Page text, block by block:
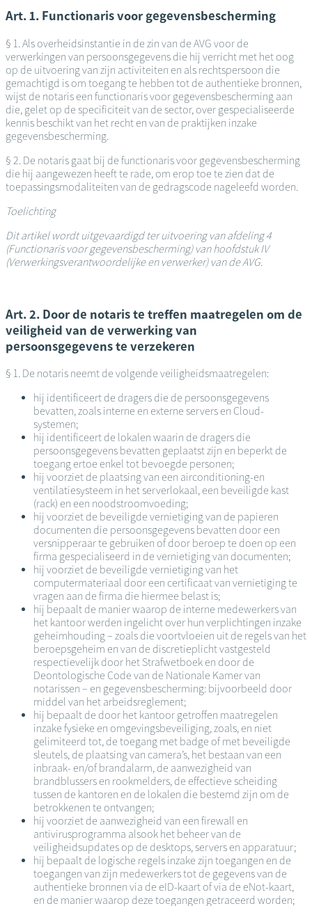
Art. 1. Functionaris voor gegevensbescherming
§ 1. Als overheidsinstantie in de zin van de AVG voor de
verwerkingen van persoonsgegevens die hij verricht met het oog
op de uitvoering van zijn activiteiten en als rechtspersoon die
gemachtigd is om toegang te hebben tot de authentieke bronnen,
wijst de notaris een functionaris voor gegevensbescherming aan
die, gelet op de specificiteit van de sector, over gespecialiseerde
kennis beschikt van het recht en van de praktijken inzake
gegevensbescherming.
§ 2. De notaris gaat bij de functionaris voor gegevensbescherming
die hij aangewezen heeft te rade, om erop toe te zien dat de
toepassingsmodaliteiten van de gedragscode nageleefd worden.
Toelichting
Dit artikel wordt uitgevaardigd ter uitvoering van afdeling 4
(Functionaris voor gegevensbescherming) van hoofdstuk IV
(Verwerkingsverantwoordelijke en verwerker) van de AVG.
Art. 2. Door de notaris te treffen maatregelen om de
veiligheid van de verwerking van
persoonsgegevens te verzekeren
§ 1. De notaris neemt de volgende veiligheidsmaatregelen:
hij identificeert de dragers die de persoonsgegevens
bevatten, zoals interne en externe servers en Cloud-
systemen;
hij identificeert de lokalen waarin de dragers die
persoonsgegevens bevatten geplaatst zijn en beperkt de
toegang ertoe enkel tot bevoegde personen;
hij voorziet de plaatsing van een airconditioning-en
ventilatiesysteem in het serverlokaal, een beveiligde kast
(rack) en een noodstroomvoeding;
hij voorziet de beveiligde vernietiging van de papieren
documenten die persoonsgegevens bevatten door een
versnipperaar te gebruiken of door beroep te doen op een
firma gespecialiseerd in de vernietiging van documenten;
hij voorziet de beveiligde vernietiging van het
computermateriaal door een certificaat van vernietiging te
vragen aan de firma die hiermee belast is;
hij bepaalt de manier waarop de interne medewerkers van
het kantoor werden ingelicht over hun verplichtingen inzake
geheimhouding – zoals die voortvloeien uit de regels van het
beroepsgeheim en van de discretieplicht vastgesteld
respectievelijk door het Strafwetboek en door de
Deontologische Code van de Nationale Kamer van
notarissen – en gegevensbescherming: bijvoorbeeld door
middel van het arbeidsreglement;
hij bepaalt de door het kantoor getroffen maatregelen
inzake fysieke en omgevingsbeveiliging, zoals, en niet
gelimiteerd tot, de toegang met badge of met beveiligde
sleutels, de plaatsing van camera’s, het bestaan van een
inbraak- en/of brandalarm, de aanwezigheid van
brandblussers en rookmelders, de effectieve scheiding
tussen de kantoren en de lokalen die bestemd zijn om de
betrokkenen te ontvangen;
hij voorziet de aanwezigheid van een firewall en
antivirusprogramma alsook het beheer van de
veiligheidsupdates op de desktops, servers en apparatuur;
hij bepaalt de logische regels inzake zijn toegangen en de
toegangen van zijn medewerkers tot de gegevens van de
authentieke bronnen via de eID-kaart of via de eNot-kaart,
en de manier waarop deze toegangen getraceerd worden;